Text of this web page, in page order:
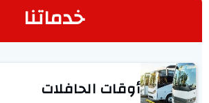
خدماتنا
أوقات الحافلات